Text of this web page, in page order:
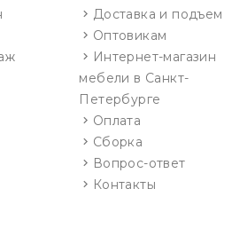
Доставка и подъем
Оптовикам
Интернет-магазин
мебели в Санкт-
Петербурге
Оплата
Сборка
Вопрос-ответ
Контакты